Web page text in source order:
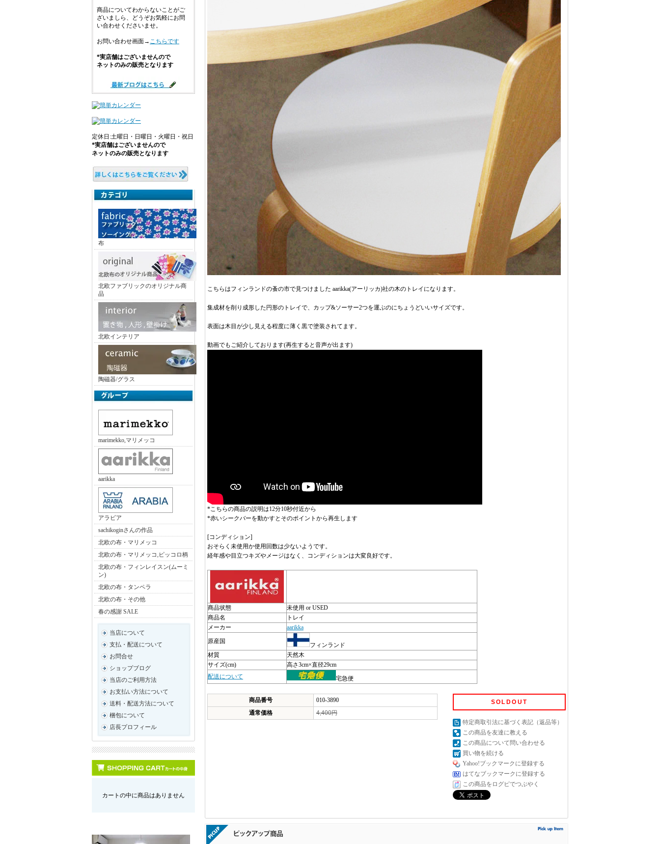
商品についてわからないことがご
ざいましら、どうぞお気軽にお問
い合わせくださいませ。
お問い合わせ画面→ こちらです
*実店舗はございませんので
ネットのみの販売となります
定休日:土曜日・日曜日・火曜日・祝日
*実店舗はございませんので
ネットのみの販売となります
布
北欧ファブリックのオリジナル商
品
北欧インテリア
陶磁器/グラス
marimekko,マリメッコ
aarikka
アラビア
sachikoginさんの作品
北欧の布・マリメッコ
北欧の布・マリメッコ,ピッコロ柄
北欧の布・フィンレイスン(ムーミ
ン)
北欧の布・タンペラ
北欧の布・その他
春の感謝 SALE
当店について
支払・配送について
お問合せ
ショップブログ
当店のご利用方法
お支払い方法について
送料・配送方法について
梱包について
店長プロフィール
カートの中に商品はありません
こちらはフィンランドの蚤の市で見つけました aarikka(アーリッカ)社の木のトレイになります。
集成材を削り成形した円形のトレイで、カップ&ソーサー2つを運ぶのにちょうどいいサイズです。
表面は木目が少し見える程度に薄く黒で塗装されてます。
動画でもご紹介しております(再生すると音声が出ます)
*こちらの商品の説明は12分10秒付近から
*赤いシークバーを動かすとそのポイントから再生します
[コンディション]
おそらく未使用か使用回数は少ないようです。
経年感や目立つキズやメージはなく、コンディションは大変良好です。
商品状態
未使用 or USED
商品名
トレイ
メーカー
aarikka
原産国
フィンランド
材質
天然木
サイズ(cm)
高さ3cm×直径29cm
配送について
宅急便
商品番号
010-3890
通常価格
4,400円
SOLDOUT
特定商取引法に基づく表記（返品等）
この商品を友達に教える
この商品について問い合わせる
買い物を続ける
Yahoo!ブックマークに登録する
はてなブックマークに登録する
この商品をログピでつぶやく